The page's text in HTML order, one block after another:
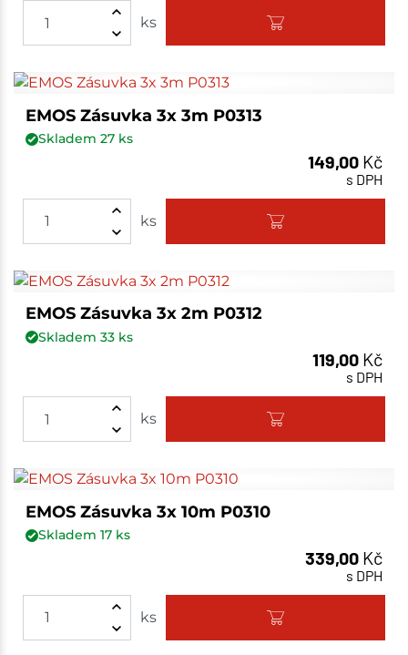
ks
EMOS Zásuvka 3x 3m P0313
Skladem 27ks
149,00 Kč
s DPH
ks
EMOS Zásuvka 3x 2m P0312
Skladem 33ks
119,00 Kč
s DPH
ks
EMOS Zásuvka 3x 10m P0310
Skladem 17ks
339,00 Kč
s DPH
ks